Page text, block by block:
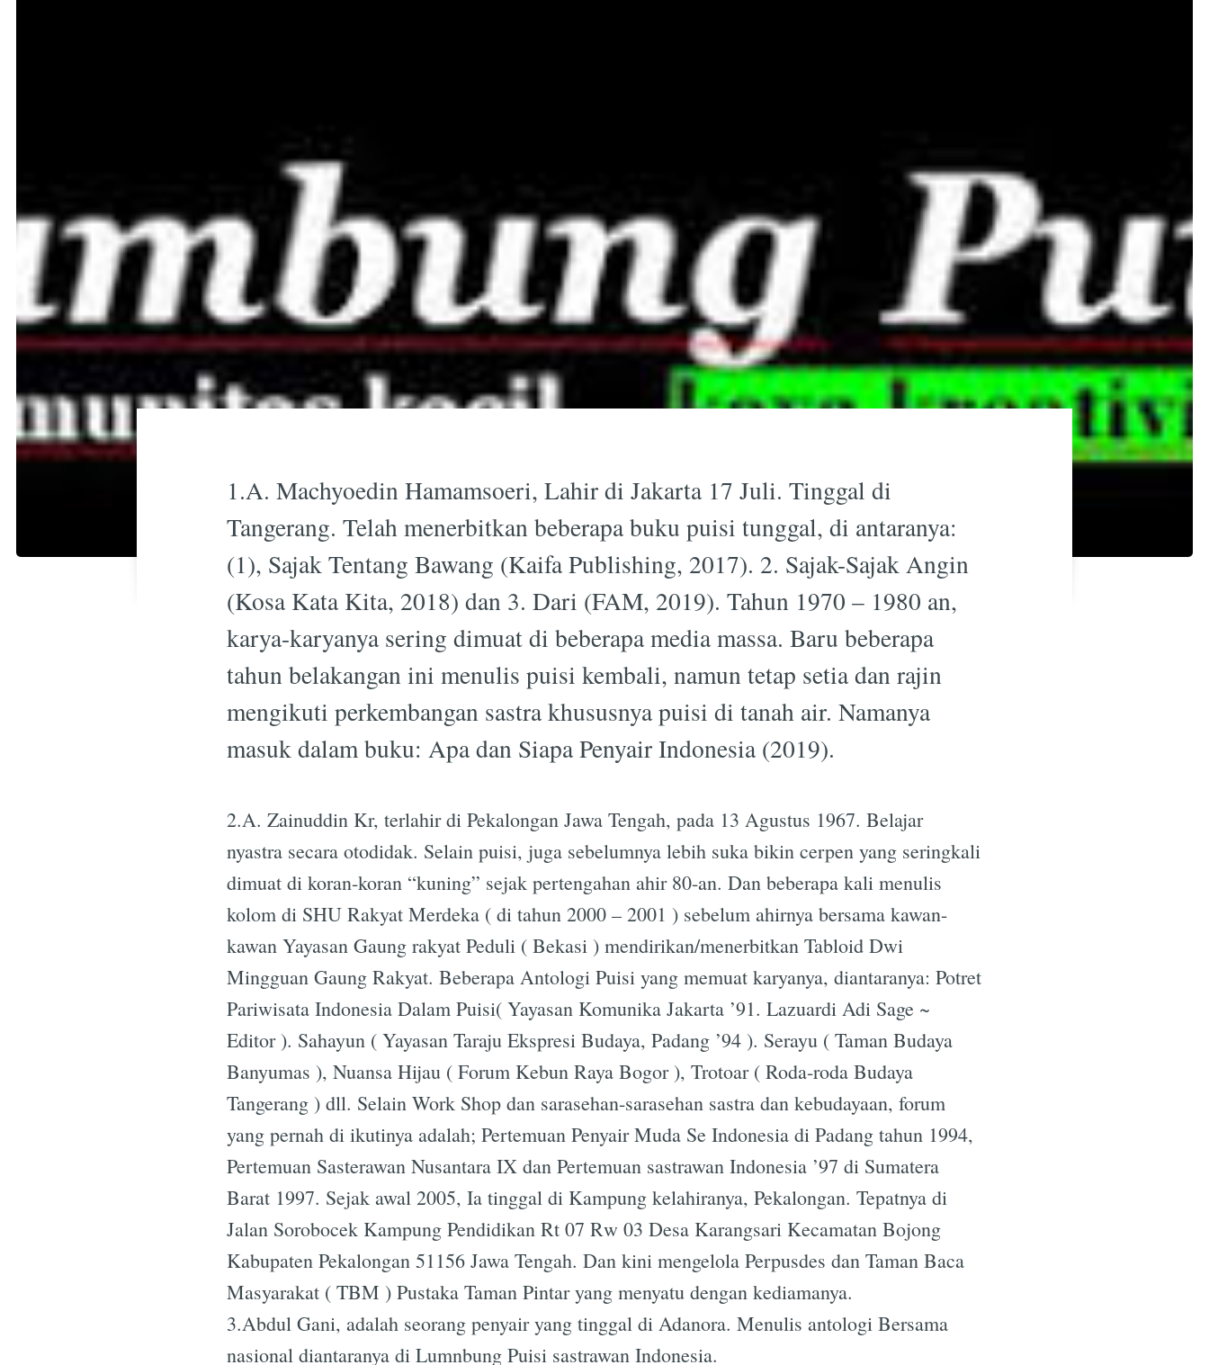
1.A. Machyoedin Hamamsoeri, Lahir di Jakarta 17 Juli. Tinggal di
Tangerang. Telah menerbitkan beberapa buku puisi tunggal, di antaranya:
(1), Sajak Tentang Bawang (Kaifa Publishing, 2017). 2. Sajak-Sajak Angin
(Kosa Kata Kita, 2018) dan 3. Dari (FAM, 2019). Tahun 1970 – 1980 an,
karya-karyanya sering dimuat di beberapa media massa. Baru beberapa
tahun belakangan ini menulis puisi kembali, namun tetap setia dan rajin
mengikuti perkembangan sastra khususnya puisi di tanah air. Namanya
masuk dalam buku: Apa dan Siapa Penyair Indonesia (2019).
2.A. Zainuddin Kr, terlahir di Pekalongan Jawa Tengah, pada 13 Agustus 1967. Belajar
nyastra secara otodidak. Selain puisi, juga sebelumnya lebih suka bikin cerpen yang seringkali
dimuat di koran-koran “kuning” sejak pertengahan ahir 80-an. Dan beberapa kali menulis
kolom di SHU Rakyat Merdeka ( di tahun 2000 – 2001 ) sebelum ahirnya bersama kawan-
kawan Yayasan Gaung rakyat Peduli ( Bekasi ) mendirikan/menerbitkan Tabloid Dwi
Mingguan Gaung Rakyat. Beberapa Antologi Puisi yang memuat karyanya, diantaranya: Potret
Pariwisata Indonesia Dalam Puisi( Yayasan Komunika Jakarta ’91. Lazuardi Adi Sage ~
Editor ). Sahayun ( Yayasan Taraju Ekspresi Budaya, Padang ’94 ). Serayu ( Taman Budaya
Banyumas ), Nuansa Hijau ( Forum Kebun Raya Bogor ), Trotoar ( Roda-roda Budaya
Tangerang ) dll. Selain Work Shop dan sarasehan-sarasehan sastra dan kebudayaan, forum
yang pernah di ikutinya adalah; Pertemuan Penyair Muda Se Indonesia di Padang tahun 1994,
Pertemuan Sasterawan Nusantara IX dan Pertemuan sastrawan Indonesia ’97 di Sumatera
Barat 1997. Sejak awal 2005, Ia tinggal di Kampung kelahiranya, Pekalongan. Tepatnya di
Jalan Sorobocek Kampung Pendidikan Rt 07 Rw 03 Desa Karangsari Kecamatan Bojong
Kabupaten Pekalongan 51156 Jawa Tengah. Dan kini mengelola Perpusdes dan Taman Baca
Masyarakat ( TBM ) Pustaka Taman Pintar yang menyatu dengan kediamanya.
3.Abdul Gani, adalah seorang penyair yang tinggal di Adanora. Menulis antologi Bersama
nasional diantaranya di Lumnbung Puisi sastrawan Indonesia.